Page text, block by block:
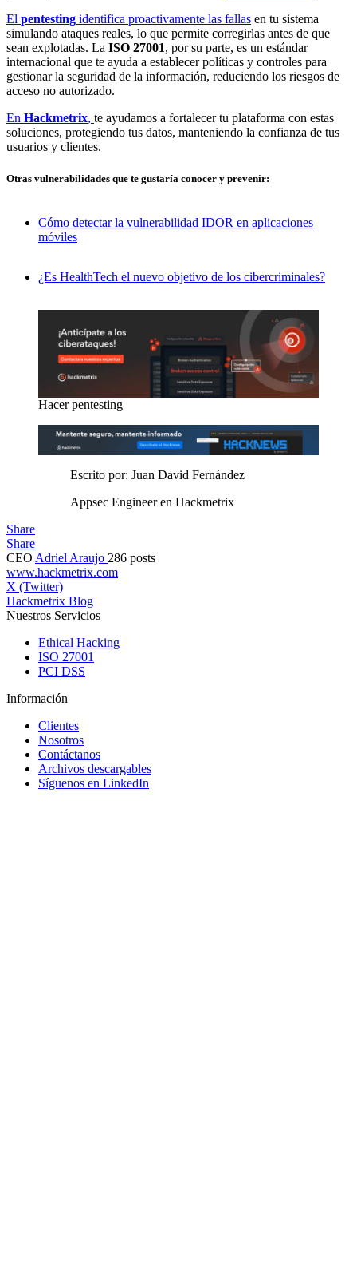
El pentesting identifica proactivamente las fallas en tu sistema
simulando ataques reales, lo que permite corregirlas antes de que
sean explotadas. La ISO 27001, por su parte, es un estándar
internacional que te ayuda a establecer políticas y controles para
gestionar la seguridad de la información, reduciendo los riesgos de
acceso no autorizado.
En Hackmetrix, te ayudamos a fortalecer tu plataforma con estas
soluciones, protegiendo tus datos, manteniendo la confianza de tus
usuarios y clientes.
Otras vulnerabilidades que te gustaría conocer y prevenir:
Cómo detectar la vulnerabilidad IDOR en aplicaciones
móviles
¿Es HealthTech el nuevo objetivo de los cibercriminales?
Hacer pentesting
Escrito por: Juan David Fernández
Appsec Engineer en Hackmetrix
Share
Share
CEO Adriel Araujo 286 posts
www.hackmetrix.com
X (Twitter)
Hackmetrix Blog
Nuestros Servicios
Ethical Hacking
ISO 27001
PCI DSS
Información
Clientes
Nosotros
Contáctanos
Archivos descargables
Síguenos en LinkedIn